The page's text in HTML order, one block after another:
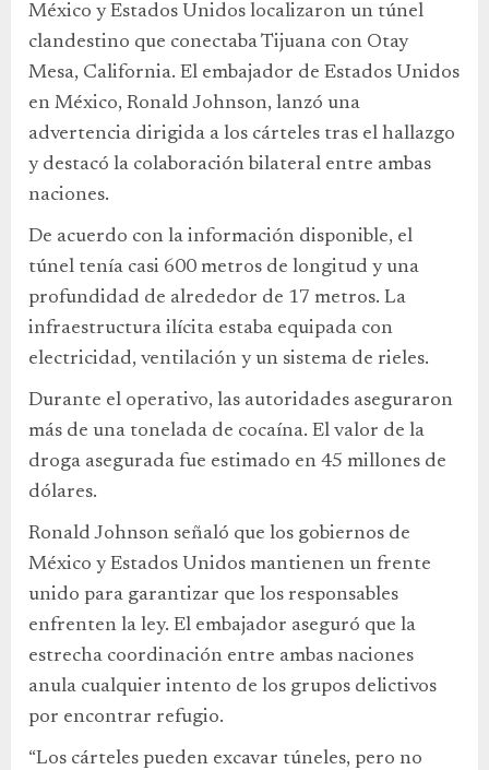
México y Estados Unidos localizaron un túnel
clandestino que conectaba Tijuana con Otay
Mesa, California. El embajador de Estados Unidos
en México, Ronald Johnson, lanzó una
advertencia dirigida a los cárteles tras el hallazgo
y destacó la colaboración bilateral entre ambas
naciones.
De acuerdo con la información disponible, el
túnel tenía casi 600 metros de longitud y una
profundidad de alrededor de 17 metros. La
infraestructura ilícita estaba equipada con
electricidad, ventilación y un sistema de rieles.
Durante el operativo, las autoridades aseguraron
más de una tonelada de cocaína. El valor de la
droga asegurada fue estimado en 45 millones de
dólares.
Ronald Johnson señaló que los gobiernos de
México y Estados Unidos mantienen un frente
unido para garantizar que los responsables
enfrenten la ley. El embajador aseguró que la
estrecha coordinación entre ambas naciones
anula cualquier intento de los grupos delictivos
por encontrar refugio.
“Los cárteles pueden excavar túneles, pero no